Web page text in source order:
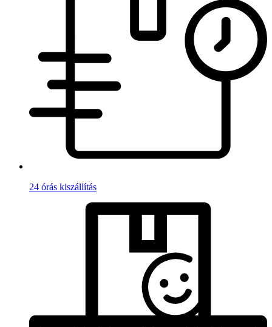
24 órás kiszállítás